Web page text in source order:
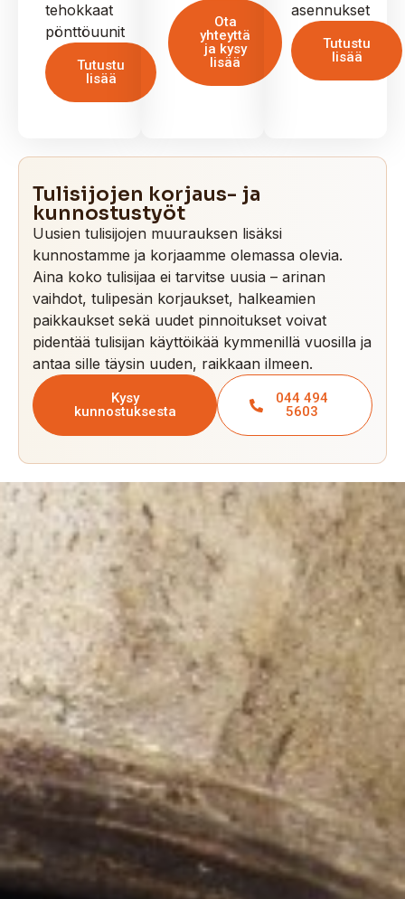
tehokkaat
pönttöuunit
Tutustu
lisää
Ota
yhteyttä
ja kysy
lisää
asennukset
Tutustu
lisää
Tulisijojen korjaus- ja
kunnostustyöt
Uusien tulisijojen muurauksen lisäksi
kunnostamme ja korjaamme olemassa olevia.
Aina koko tulisijaa ei tarvitse uusia – arinan
vaihdot, tulipesän korjaukset, halkeamien
paikkaukset sekä uudet pinnoitukset voivat
pidentää tulisijan käyttöikää kymmenillä vuosilla ja
antaa sille täysin uuden, raikkaan ilmeen.
Kysy
kunnostuksesta
044 494
5603